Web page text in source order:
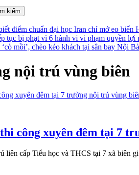
kiếm
điểm chuẩn đại học Iran chỉ mở eo biển
tục bị phạt vì 6 hành vi vi phạm quyền lợi
mồi’, chèo kéo khách tại sân bay Nội
nội trú vùng biên
công xuyên đêm tại 7
cấp Tiểu học và THCS tại 7 xã biên